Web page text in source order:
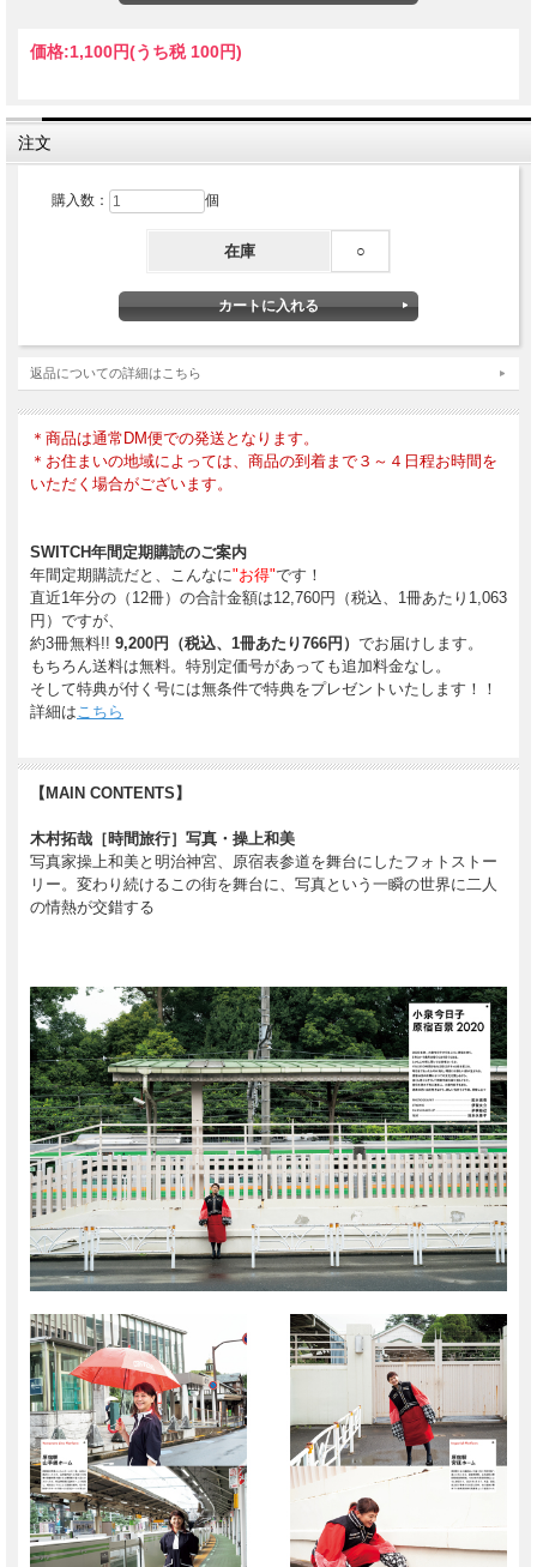
価格:1,100円(うち税 100円)
注文
購入数： 個
在庫 ○
返品についての詳細はこちら
＊商品は通常DM便での発送となります。
＊お住まいの地域によっては、商品の到着まで３～４日程お時間を
いただく場合がございます。
SWITCH年間定期購読のご案内
年間定期購読だと、こんなに"お得"です！
直近1年分の（12冊）の合計金額は12,760円（税込、1冊あたり1,063
円）ですが、
約3冊無料!! 9,200円（税込、1冊あたり766円） でお届けします。
もちろん送料は無料。特別定価号があっても追加料金なし。
そして特典が付く号には無条件で特典をプレゼントいたします！！
詳細はこちら
【MAIN CONTENTS】
木村拓哉［時間旅行］写真・操上和美
写真家操上和美と明治神宮、原宿表参道を舞台にしたフォトストー
リー。変わり続けるこの街を舞台に、写真という一瞬の世界に二人
の情熱が交錯する